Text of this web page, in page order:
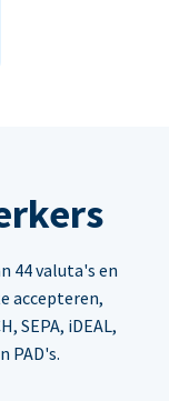
44 valuta's en
accepteren,
SEPA, iDEAL,
PAD's.